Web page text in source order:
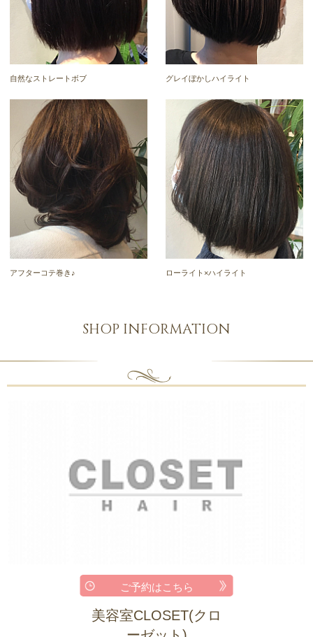
自然なストレートボブ グレイぼかしハイライト
アフターコテ巻き♪ ローライト×ハイライト
SHOP INFORMATION
ご予約はこちら
美容室CLOSET(クロ